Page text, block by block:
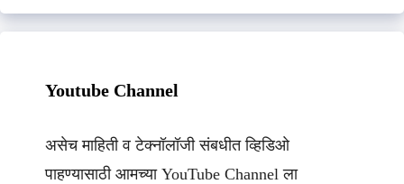
Youtube Channel
असेच माहिती व टेक्नॉलॉजी संबधीत व्हिडिओ
पाहण्यासाठी आमच्या YouTube Channel ला